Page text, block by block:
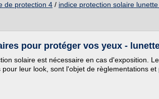
de protection 4 / indice protection solaire
pour protéger vos yeux -
solaire est nécessaire en cas d'exposition.
pour leur look, sont l'objet de règlementations